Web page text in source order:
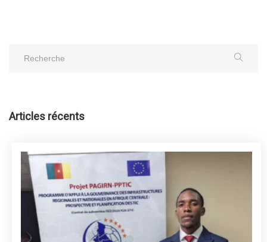
Articles récents